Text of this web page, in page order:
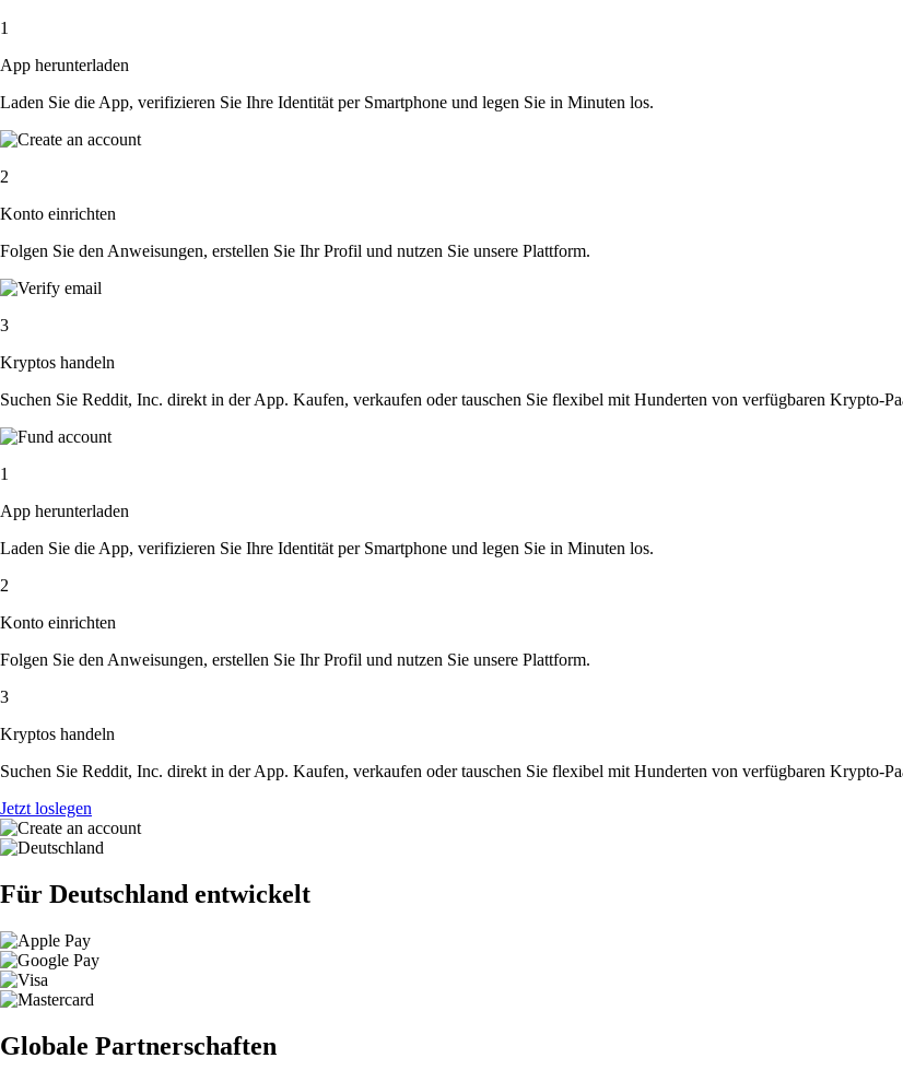
1
App herunterladen
Laden Sie die App, verifizieren Sie Ihre Identität per Smartphone und legen Sie in Minuten los.
2
Konto einrichten
Folgen Sie den Anweisungen, erstellen Sie Ihr Profil und nutzen Sie unsere Plattform.
3
Kryptos handeln
Suchen Sie Reddit, Inc. direkt in der App. Kaufen, verkaufen oder tauschen Sie flexibel mit Hunderten von verfügbaren Krypto-
1
App herunterladen
Laden Sie die App, verifizieren Sie Ihre Identität per Smartphone und legen Sie in Minuten los.
2
Konto einrichten
Folgen Sie den Anweisungen, erstellen Sie Ihr Profil und nutzen Sie unsere Plattform.
3
Kryptos handeln
Suchen Sie Reddit, Inc. direkt in der App. Kaufen, verkaufen oder tauschen Sie flexibel mit Hunderten von verfügbaren Krypto-
Jetzt loslegen
Für Deutschland entwickelt
Globale Partnerschaften